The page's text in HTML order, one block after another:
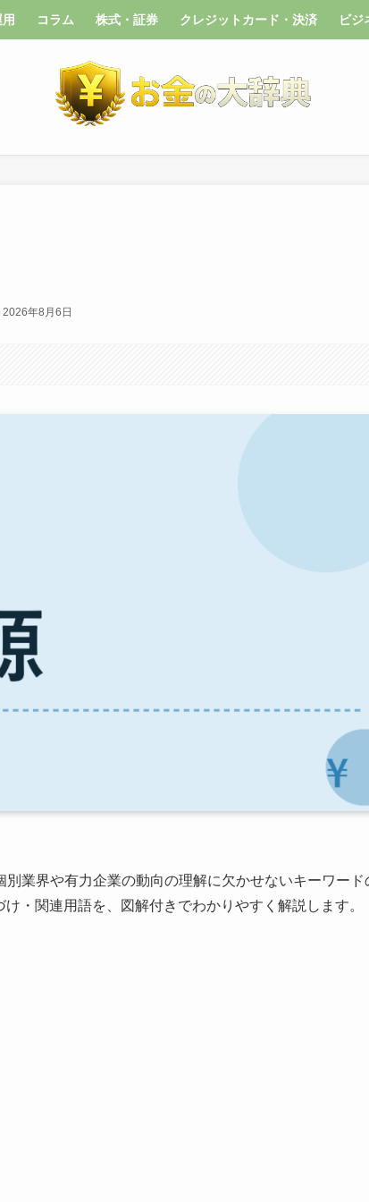
コラム 株式・証券 クレジットカード・決済 ビジ
2026年8月6日
業界や有力企業の動向の理解に欠かせないキーワード
・関連用語を、図解付きでわかりやすく解説します。